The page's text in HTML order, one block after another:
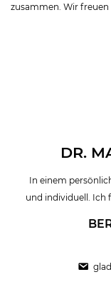
zusammen. Wir
DR.
In einem
und individuell. Ich